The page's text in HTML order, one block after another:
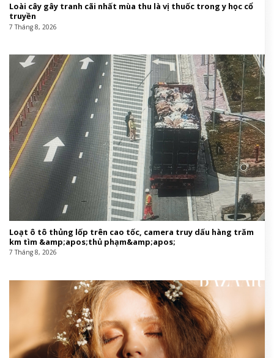
Loài cây gây tranh cãi nhất mùa thu là vị thuốc trong y học cổ
truyền
7 Tháng 8, 2026
Loạt ô tô thủng lốp trên cao tốc, camera truy dấu hàng trăm
km tìm &amp;apos;thủ phạm&amp;apos;
7 Tháng 8, 2026